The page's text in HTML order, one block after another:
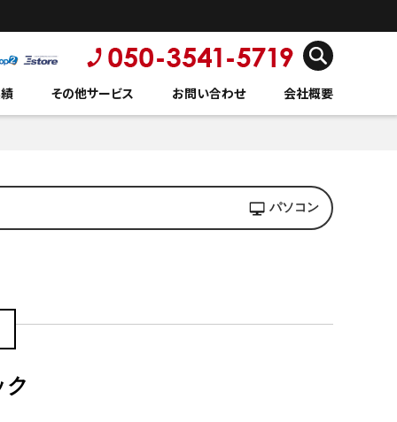
その他サービス お問い合わせ 会社概要
パソコン